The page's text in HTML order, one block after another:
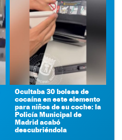
Ocultaba 30 bolsas de
cocaína en este elemento
para niños de su coche: la
Policía Municipal de
Madrid acabó
descubriéndola